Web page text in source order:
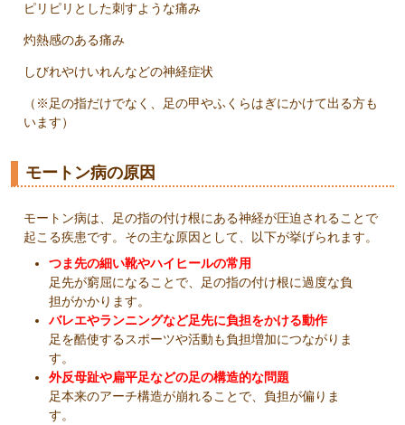
ピリピリとした刺すような痛み
灼熱感のある痛み
しびれやけいれんなどの神経症状
（※足の指だけでなく、足の甲やふくらはぎにかけて出る方も
います）
モートン病の原因
モートン病は、足の指の付け根にある神経が圧迫されることで
起こる疾患です。その主な原因として、以下が挙げられます。
つま先の細い靴やハイヒールの常用
足先が窮屈になることで、足の指の付け根に過度な負
担がかかります。
バレエやランニングなど足先に負担をかける動作
足を酷使するスポーツや活動も負担増加につながりま
す。
外反母趾や扁平足などの足の構造的な問題
足本来のアーチ構造が崩れることで、負担が偏りま
す。